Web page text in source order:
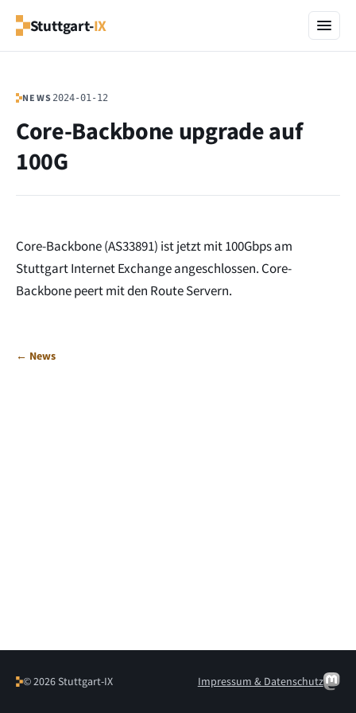
Stuttgart-IX
NEWS 2024-01-12
Core-Backbone upgrade auf
100G
Core-Backbone (AS33891) ist jetzt mit 100Gbps am
Stuttgart Internet Exchange angeschlossen. Core-
Backbone peert mit den Route Servern.
← News
© 2026 Stuttgart-IX Impressum & Datenschutz